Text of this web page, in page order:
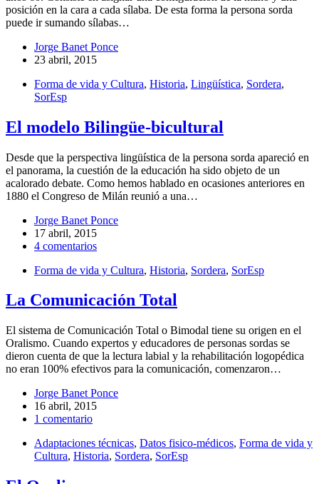
posición en la cara a cada sílaba. De esta forma la persona sorda
puede ir sumando sílabas…
Jorge Banet Ponce
23 abril, 2015
Forma de vida y Cultura, Historia, Lingüística, Sordera,
SorEsp
El modelo Bilingüe-bicultural
Desde que la perspectiva lingüística de la persona sorda apareció en
el panorama, la cuestión de la educación ha sido objeto de un
acalorado debate. Como hemos hablado en ocasiones anteriores en
1880 el Congreso de Milán reunió a una…
Jorge Banet Ponce
17 abril, 2015
4 comentarios
Forma de vida y Cultura, Historia, Sordera, SorEsp
La Comunicación Total
El sistema de Comunicación Total o Bimodal tiene su origen en el
Oralismo. Cuando expertos y educadores de personas sordas se
dieron cuenta de que la lectura labial y la rehabilitación logopédica
no eran 100% efectivos para la comunicación, comenzaron…
Jorge Banet Ponce
16 abril, 2015
1 comentario
Adaptaciones técnicas, Datos fisico-médicos, Forma de vida y
Cultura, Historia, Sordera, SorEsp